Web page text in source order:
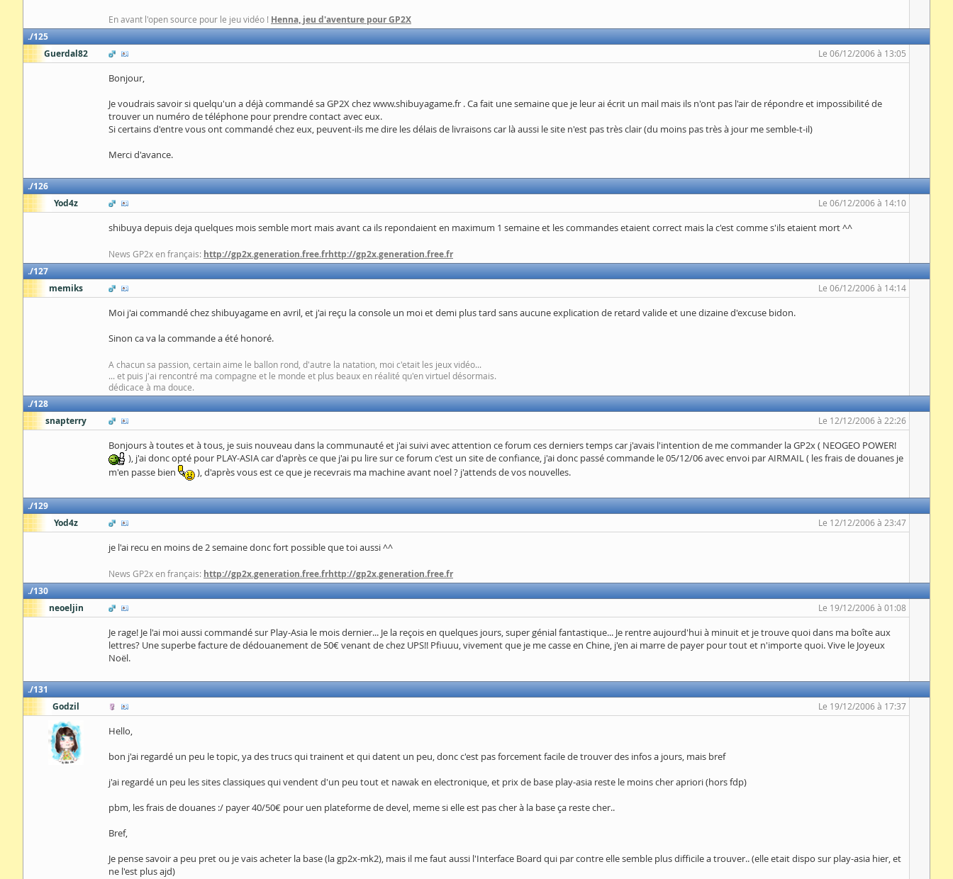
En avant l'open source pour le jeu vidéo ! Henna, jeu d'aventure pour GP2X
125
Guerdal82
Le 06/12/2006 à 13:05
Bonjour,
Je voudrais savoir si quelqu'un a déjà commandé sa GP2X chez www.shibuyagame.fr . Ca fait une semaine que je leur ai écrit un mail mais ils n'ont pas l'air de répondre et impossibilité de
trouver un numéro de téléphone pour prendre contact avec eux.
Si certains d'entre vous ont commandé chez eux, peuvent-ils me dire les délais de livraisons car là aussi le site n'est pas très clair (du moins pas très à jour me semble-t-il)
Merci d'avance.
126
Yod4z
Le 06/12/2006 à 14:10
shibuya depuis deja quelques mois semble mort mais avant ca ils repondaient en maximum 1 semaine et les commandes etaient correct mais la c'est comme s'ils etaient mort ^^
News GP2x en français: http://gp2x.generation.free.frhttp://gp2x.generation.free.fr
127
memiks
Le 06/12/2006 à 14:14
Moi j'ai commandé chez shibuyagame en avril, et j'ai reçu la console un moi et demi plus tard sans aucune explication de retard valide et une dizaine d'excuse bidon.
Sinon ca va la commande a été honoré.
A chacun sa passion, certain aime le ballon rond, d'autre la natation, moi c'etait les jeux vidéo...
... et puis j'ai rencontré ma compagne et le monde et plus beaux en réalité qu'en virtuel désormais.
dédicace à ma douce.
128
snapterry
Le 12/12/2006 à 22:26
Bonjours à toutes et à tous, je suis nouveau dans la communauté et j'ai suivi avec attention ce forum ces derniers temps car j'avais l'intention de me commander la GP2x ( NEOGEO POWER!
), j'ai donc opté pour PLAY-ASIA car d'après ce que j'ai pu lire sur ce forum c'est un site de confiance, j'ai donc passé commande le 05/12/06 avec envoi par AIRMAIL ( les frais de douanes je
m'en passe bien
), d'après vous est ce que je recevrais ma machine avant noel ? j'attends de vos nouvelles.
129
Yod4z
Le 12/12/2006 à 23:47
je l'ai recu en moins de 2 semaine donc fort possible que toi aussi ^^
News GP2x en français: http://gp2x.generation.free.frhttp://gp2x.generation.free.fr
130
neoeljin
Le 19/12/2006 à 01:08
Je rage! Je l'ai moi aussi commandé sur Play-Asia le mois dernier... Je la reçois en quelques jours, super génial fantastique... Je rentre aujourd'hui à minuit et je trouve quoi dans ma boîte aux
lettres? Une superbe facture de dédouanement de 50€ venant de chez UPS!! Pfiuuu, vivement que je me casse en Chine, j'en ai marre de payer pour tout et n'importe quoi. Vive le Joyeux
Noël.
131
Godzil
Le 19/12/2006 à 17:37
Hello,
bon j'ai regardé un peu le topic, ya des trucs qui trainent et qui datent un peu, donc c'est pas forcement facile de trouver des infos a jours, mais bref
j'ai regardé un peu les sites classiques qui vendent d'un peu tout et nawak en electronique, et prix de base play-asia reste le moins cher apriori (hors fdp)
pbm, les frais de douanes :/ payer 40/50€ pour uen plateforme de devel, meme si elle est pas cher à la base ça reste cher..
Bref,
Je pense savoir a peu pret ou je vais acheter la base (la gp2x-mk2), mais il me faut aussi l'Interface Board qui par contre elle semble plus difficile a trouver.. (elle etait dispo sur play-asia hier, et
ne l'est plus ajd)